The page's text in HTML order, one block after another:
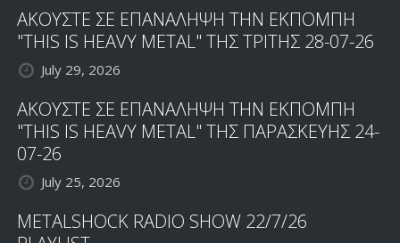
ΑΚΟΥΣΤΕ ΣΕ ΕΠΑΝΑΛΗΨΗ ΤΗΝ ΕΚΠΟΜΠΗ
"THIS IS HEAVY METAL" ΤΗΣ ΤΡΙΤΗΣ 28-07-26
July 29, 2026
ΑΚΟΥΣΤΕ ΣΕ ΕΠΑΝΑΛΗΨΗ ΤΗΝ ΕΚΠΟΜΠΗ
"THIS IS HEAVY METAL" ΤΗΣ ΠΑΡΑΣΚΕΥΗΣ 24-
07-26
July 25, 2026
METALSHOCK RADIO SHOW 22/7/26